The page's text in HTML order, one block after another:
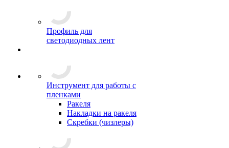
Профиль для
светодиодных лент
Инструмент для работы с
пленками
Ракеля
Накладки на ракеля
Скребки (чизлеры)